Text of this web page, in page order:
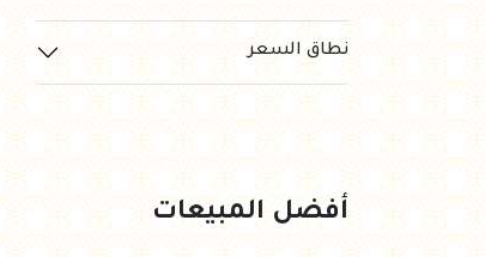
نطاق السعر
أفضل المبيعات